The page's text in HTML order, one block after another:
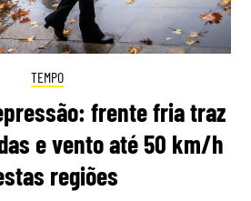
TEMPO
frente fria traz
e vento até 50 km/h
regiões